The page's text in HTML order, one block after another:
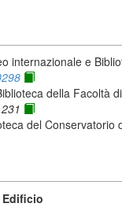
internazionale e
della Facoltà
del Conservatorio